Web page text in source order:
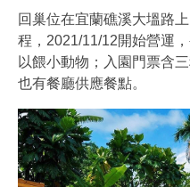
回巢位在宜蘭礁溪大塭路
程，2021/11/12開始營運
以餵小動物；入園門票含
也有餐廳供應餐點。